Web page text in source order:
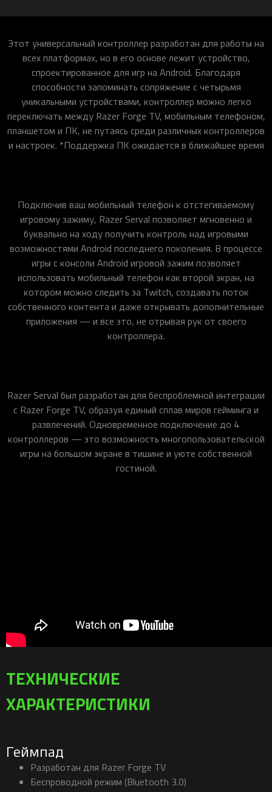
Этот универсальный контроллер разработан для работы на
всех платформах, но в его основе лежит устройство,
спроектированное для игр на Android. Благодаря
способности запоминать сопряжение с четырьмя
уникальными устройствами, контроллер можно легко
переключать между Razer Forge TV, мобильным телефоном,
планшетом и ПК, не путаясь среди различных контроллеров
и настроек. *Поддержка ПК ожидается в ближайшее время
Подключив ваш мобильный телефон к отстегиваемому
игровому зажиму, Razer Serval позволяет мгновенно и
буквально на ходу получить контроль над игровыми
возможностями Android последнего поколения. В процессе
игры с консоли Android игровой зажим позволяет
использовать мобильный телефон как второй экран, на
котором можно следить за Twitch, создавать поток
собственного контента и даже открывать дополнительные
приложения — и все это, не отрывая рук от своего
контроллера.
Razer Serval был разработан для беспроблемной интеграции
с Razer Forge TV, образуя единый сплав миров гейминга и
развлечений. Одновременное подключение до 4
контроллеров — это возможность многопользовательской
игры на большом экране в тишине и уюте собственной
гостиной.
ТЕХНИЧЕСКИЕ
ХАРАКТЕРИСТИКИ
Геймпад
Разработан для Razer Forge TV
Беспроводной режим (Bluetooth 3.0)